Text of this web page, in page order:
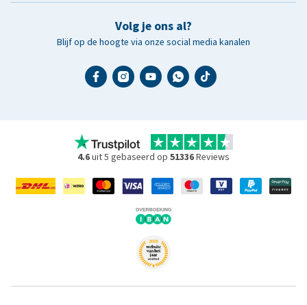
Volg je ons al?
Blijf op de hoogte via onze social media kanalen
4.6uit 5 gebaseerd op 51336Reviews